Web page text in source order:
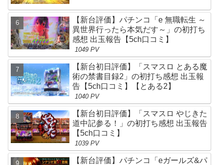
【新台評価】パチンコ「e 無職転生 ～
異世界行ったら本気だす～」の初打ち
感想 出玉報告【5ch口コミ】
1049 PV
【新台初日評価】「スマスロ とある魔
術の禁書目録2」の初打ち感想 出玉報
告【5ch口コミ】【とある2】
1040 PV
【新台初日評価】「スマスロ やじきた
道中記参る！」の初打ち感想 出玉報告
【5ch口コミ】
1039 PV
【新台評価】パチンコ「eガールズ&パ